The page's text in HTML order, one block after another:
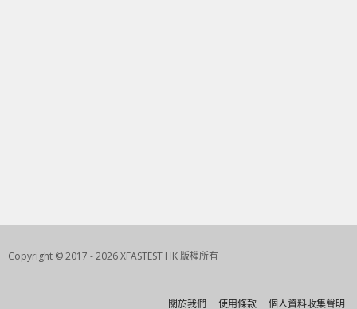
Copyright © 2017 - 2026 XFASTEST HK 版權所有
關於我們 使用條款 個人資料收集聲明